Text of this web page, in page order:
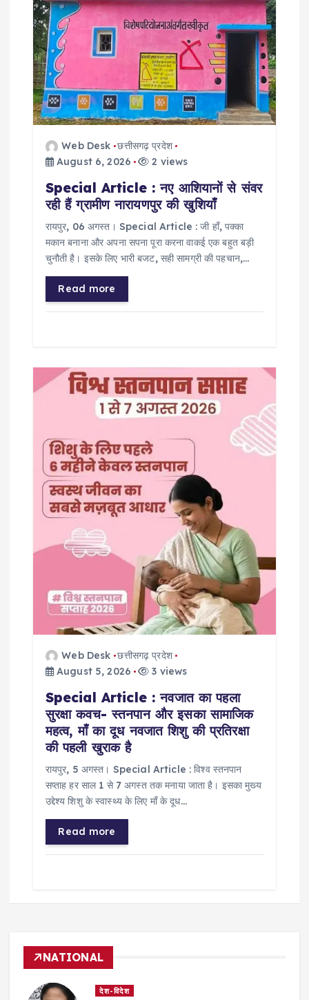
g
a
t
Web Desk छत्तीसगढ़ प्रदेश
August 6, 2026
2 views
Special Article : नए आशियानों से संवर
रही हैं ग्रामीण नारायणपुर की खुशियाँ
​रायपुर, 06 अगस्त। Special Article : जी हाँ, पक्का
मकान बनाना और अपना सपना पूरा करना वाकई एक बहुत बड़ी
चुनौती है। इसके लिए भारी बजट, सही सामग्री की पहचान,…
Read more
Web Desk छत्तीसगढ़ प्रदेश
August 5, 2026
3 views
Special Article : नवजात का पहला
सुरक्षा कवच- स्तनपान और इसका सामाजिक
महत्व, माँ का दूध नवजात शिशु की प्रतिरक्षा
की पहली खुराक है
रायपुर, 5 अगस्त। Special Article : विश्व स्तनपान
सप्ताह हर साल 1 से 7 अगस्त तक मनाया जाता है। इसका मुख्य
उद्देश्य शिशु के स्वास्थ्य के लिए माँ के दूध…
Read more
NATIONAL
देश-विदेश